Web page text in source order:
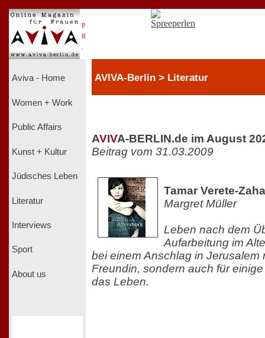
P
R
Aviva - Home
Women + Work
Public Affairs
Kunst + Kultur
Jüdisches Leben
Literatur
Interviews
Sport
About us
AVIVA-Berlin > Literatur
AVIVA-BERLIN.de im August
Beitrag vom 31.03.2009
Tamar Verete-
Margret Müller
Leben nach dem
Aufarbeitung im
bei einem Anschlag in Jerusalem
Freundin, sondern auch für
das Leben.